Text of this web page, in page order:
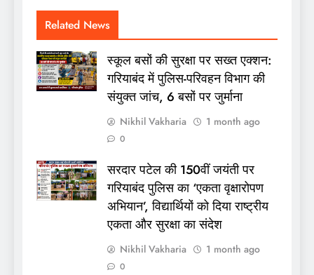
Related News
स्कूल बसों की सुरक्षा पर सख्त एक्शन:
गरियाबंद में पुलिस-परिवहन विभाग की
संयुक्त जांच, 6 बसों पर जुर्माना
Nikhil Vakharia 1 month ago
0
सरदार पटेल की 150वीं जयंती पर
गरियाबंद पुलिस का ‘एकता वृक्षारोपण
अभियान’, विद्यार्थियों को दिया राष्ट्रीय
एकता और सुरक्षा का संदेश
Nikhil Vakharia 1 month ago
0